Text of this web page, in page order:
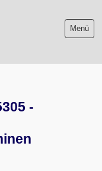
Menü
-